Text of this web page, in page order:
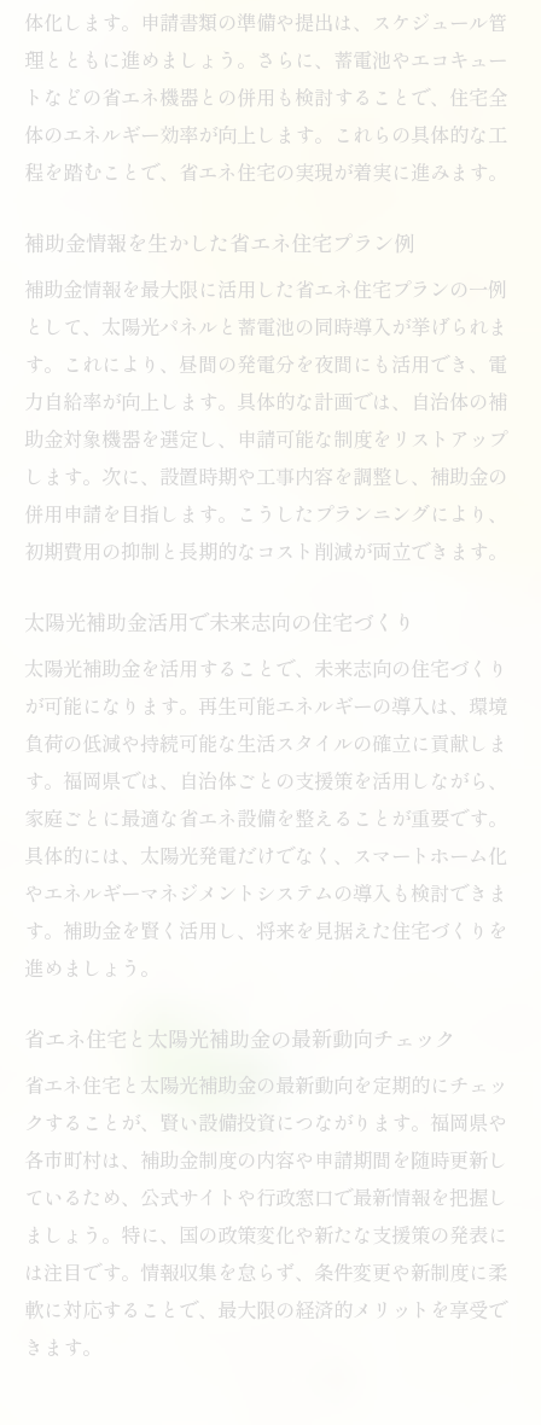
体化します。申請書類の準備や提出は、スケジュール管
理とともに進めましょう。さらに、蓄電池やエコキュー
トなどの省エネ機器との併用も検討することで、住宅全
体のエネルギー効率が向上します。これらの具体的な工
程を踏むことで、省エネ住宅の実現が着実に進みます。
補助金情報を生かした省エネ住宅プラン例
補助金情報を最大限に活用した省エネ住宅プランの一例
として、太陽光パネルと蓄電池の同時導入が挙げられま
す。これにより、昼間の発電分を夜間にも活用でき、電
力自給率が向上します。具体的な計画では、自治体の補
助金対象機器を選定し、申請可能な制度をリストアップ
します。次に、設置時期や工事内容を調整し、補助金の
併用申請を目指します。こうしたプランニングにより、
初期費用の抑制と長期的なコスト削減が両立できます。
太陽光補助金活用で未来志向の住宅づくり
太陽光補助金を活用することで、未来志向の住宅づくり
が可能になります。再生可能エネルギーの導入は、環境
負荷の低減や持続可能な生活スタイルの確立に貢献しま
す。福岡県では、自治体ごとの支援策を活用しながら、
家庭ごとに最適な省エネ設備を整えることが重要です。
具体的には、太陽光発電だけでなく、スマートホーム化
やエネルギーマネジメントシステムの導入も検討できま
す。補助金を賢く活用し、将来を見据えた住宅づくりを
進めましょう。
省エネ住宅と太陽光補助金の最新動向チェック
省エネ住宅と太陽光補助金の最新動向を定期的にチェッ
クすることが、賢い設備投資につながります。福岡県や
各市町村は、補助金制度の内容や申請期間を随時更新し
ているため、公式サイトや行政窓口で最新情報を把握し
ましょう。特に、国の政策変化や新たな支援策の発表に
は注目です。情報収集を怠らず、条件変更や新制度に柔
軟に対応することで、最大限の経済的メリットを享受で
きます。